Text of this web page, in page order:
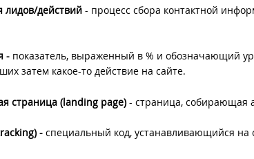
лидов/действий - процесс сбора контактной
- показатель, выраженный в % и обозначающий
затем какое-то действие на сайте.
страница (landing page)- страница, собирающая
- специальный код, устанавливающийся